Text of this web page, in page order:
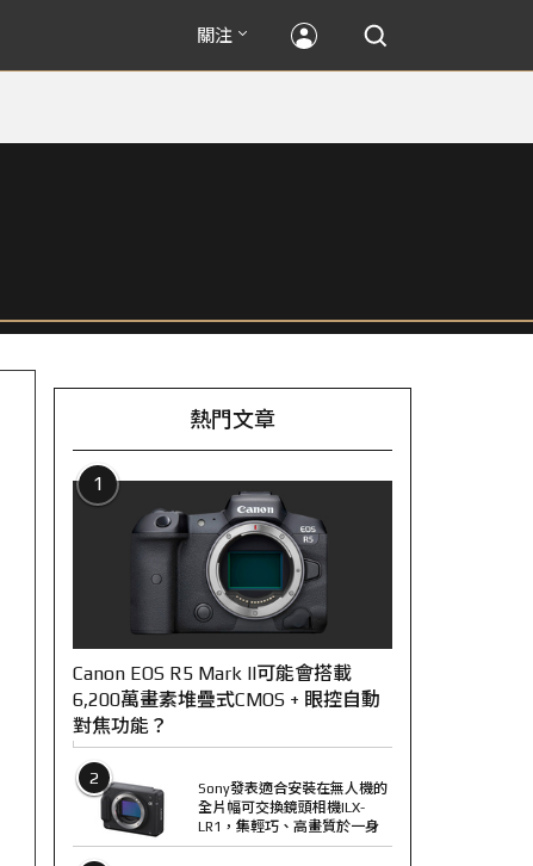
關注
熱門文章
1
Canon EOS R5 Mark II可能會搭載
6,200萬畫素堆疊式CMOS + 眼控自動
對焦功能？
2
Sony發表適合安裝在無人機的
全片幅可交換鏡頭相機ILX-
LR1，集輕巧、高畫質於一身